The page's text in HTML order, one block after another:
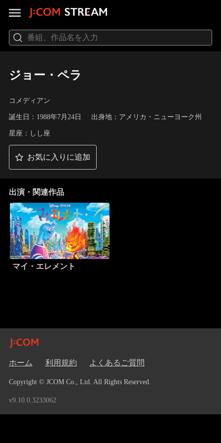
ジョー・ペラ
コメディアン
誕生日：1988年7月24日 出身地：アメリカ・ニューヨーク州
星座：しし座
お気に入りに追加
出演・関連作品
マイ・エレメント
ホーム 利用規約 よくあるご質問
Copyright © JCOM Co., Ltd. All Rights Reserved.
v9.10.0.3233062